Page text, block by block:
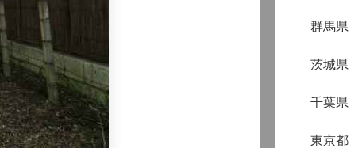
群馬県
茨城県
千葉県
東京都